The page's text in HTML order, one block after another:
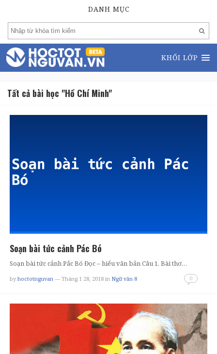
DANH MỤC
KHỐI LỚP
Tất cả bài học "Hồ Chí Minh"
Soạn bài tức cảnh Pác Bó
Soạn bài tức cảnh Pắc Bó Đọc – hiểu văn bản Câu 1. Bài thơ…
by hoctotnguvan — Tháng 1 28, 2018 in Ngữ văn 8 0